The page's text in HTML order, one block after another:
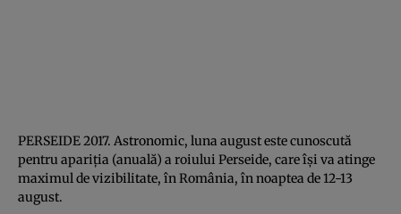
PERSEIDE 2017. Astronomic, luna august este cunoscută
pentru apariţia (anuală) a roiului Perseide, care îşi va atinge
maximul de vizibilitate, în România, în noaptea de 12-13
august.